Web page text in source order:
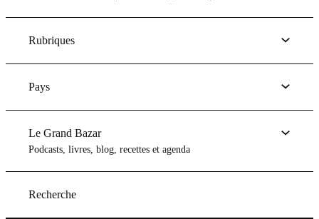
Rubriques
Pays
Le Grand Bazar
Podcasts, livres, blog, recettes et agenda
Recherche